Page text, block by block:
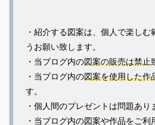
・紹介する図案は、個人で楽しむ
うお願い致します。
・当ブログ内の図案の販売は禁止
・当ブログ内の図案を使用した作
す。
・個人間のプレゼントは問題あり
・当ブログ内の図案や作品をご